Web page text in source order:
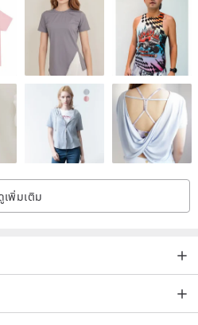
เพิ่มเติม